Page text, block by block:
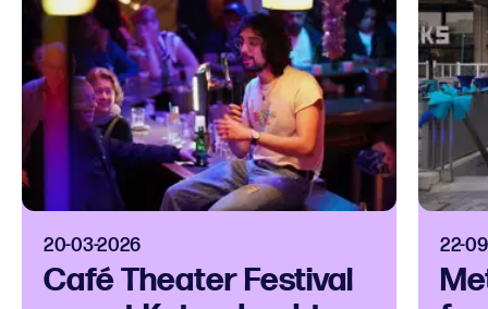
20-03-2026
Café Theater Festival
22-